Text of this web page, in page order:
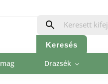
Keresés
Drazsék